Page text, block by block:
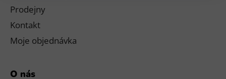
Prodejny
Kontakt
Moje objednávka
O nás